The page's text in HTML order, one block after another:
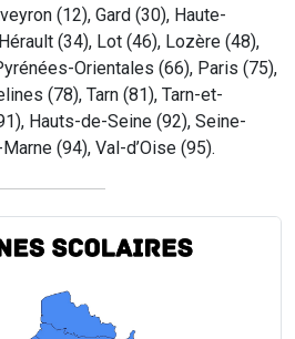
(12), Gard (30), Haute-
(34), Lot (46), Lozère (48),
Orientales (66), Paris (75),
(78), Tarn (81), Tarn-et-
Hauts-de-Seine (92), Seine-
(94), Val-d’Oise (95).